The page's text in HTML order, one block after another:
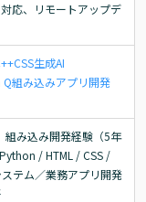
応、リモートアップデ
CSS生成AI
組み込みアプリ開発
組み込み開発経験（5年
/ HTML / CSS /
テム／業務アプリ開発